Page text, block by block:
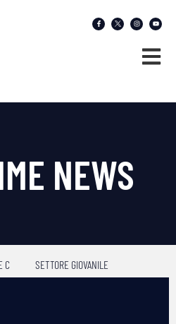
NEWS
C SETTORE GIOVANILE